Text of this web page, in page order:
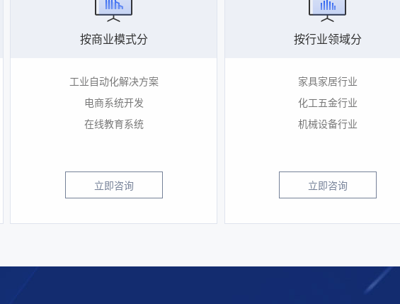
按商业模式分
工业自动化解决方案
电商系统开发
在线教育系统
立即咨询
按行业领域分
家具家居行业
化工五金行业
机械设备行业
立即咨询